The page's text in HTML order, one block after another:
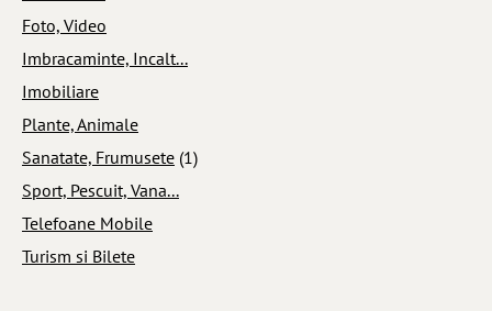
Foto, Video
Imbracaminte, Incalt...
Imobiliare
Plante, Animale
Sanatate, Frumusete (1)
Sport, Pescuit, Vana...
Telefoane Mobile
Turism si Bilete